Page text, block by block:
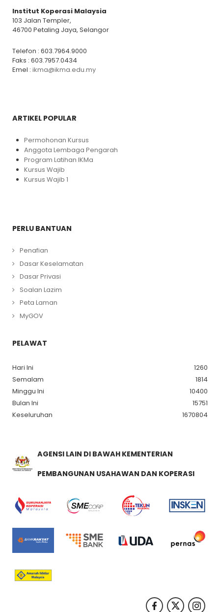
Institut Koperasi Malaysia
103 Jalan Templer,
46700 Petaling Jaya, Selangor
Telefon : 603.7964.9000
Faks : 603.7957.0434
Emel : ikma@ikma.edu.my
ARTIKEL POPULAR
Permohonan Kursus
Anggota Lembaga Pengarah
Program Latihan IKMa
Kursus Wajib
Kursus Wajib 1
PERLU BANTUAN
Penafian
Dasar Keselamatan
Dasar Privasi
Soalan Lazim
Peta Laman
MyGOV
PELAWAT
Hari Ini
1260
Semalam
1814
Minggu Ini
10400
Bulan Ini
15751
Keseluruhan
1670804
AGENSI LAIN DI BAWAH KEMENTERIAN
PEMBANGUNAN USAHAWAN DAN KOPERASI